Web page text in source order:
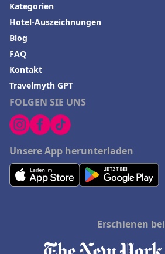
FOLGEN SIE UNS
Unsere App herunterladen
Kategorien
Hotel-Auszeichnungen
Blog
FAQ
Kontakt
Travelmyth GPT
Erschienen bei